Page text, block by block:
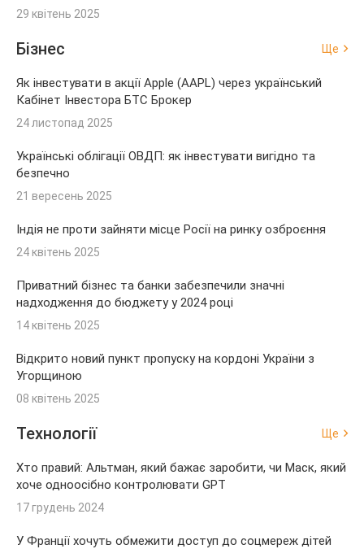
29 квітень 2025
Бізнес Ще
Як інвестувати в акції Apple (AAPL) через український
Кабінет Інвестора БТС Брокер
24 листопад 2025
Українські облігації ОВДП: як інвестувати вигідно та
безпечно
21 вересень 2025
Індія не проти зайняти місце Росії на ринку озброєння
24 квітень 2025
Приватний бізнес та банки забезпечили значні
надходження до бюджету у 2024 році
14 квітень 2025
Відкрито новий пункт пропуску на кордоні України з
Угорщиною
08 квітень 2025
Технології Ще
Хто правий: Альтман, який бажає заробити, чи Маск, який
хоче одноосібно контролювати GPT
17 грудень 2024
У Франції хочуть обмежити доступ до соцмереж дітей